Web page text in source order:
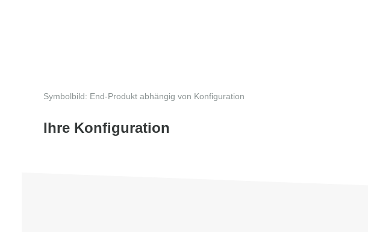
Symbolbild: End-Produkt abhängig von Konfiguration
Ihre Konfiguration